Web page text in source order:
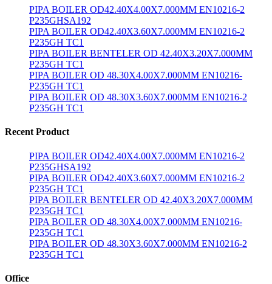
PIPA BOILER OD42.40X4.00X7.000MM EN10216-2
P235GHSA192
PIPA BOILER OD42.40X3.60X7.000MM EN10216-2
P235GH TC1
PIPA BOILER BENTELER OD 42.40X3.20X7.000MM
P235GH TC1
PIPA BOILER OD 48.30X4.00X7.000MM EN10216-
P235GH TC1
PIPA BOILER OD 48.30X3.60X7.000MM EN10216-2
P235GH TC1
Recent Product
PIPA BOILER OD42.40X4.00X7.000MM EN10216-2
P235GHSA192
PIPA BOILER OD42.40X3.60X7.000MM EN10216-2
P235GH TC1
PIPA BOILER BENTELER OD 42.40X3.20X7.000MM
P235GH TC1
PIPA BOILER OD 48.30X4.00X7.000MM EN10216-
P235GH TC1
PIPA BOILER OD 48.30X3.60X7.000MM EN10216-2
P235GH TC1
Office